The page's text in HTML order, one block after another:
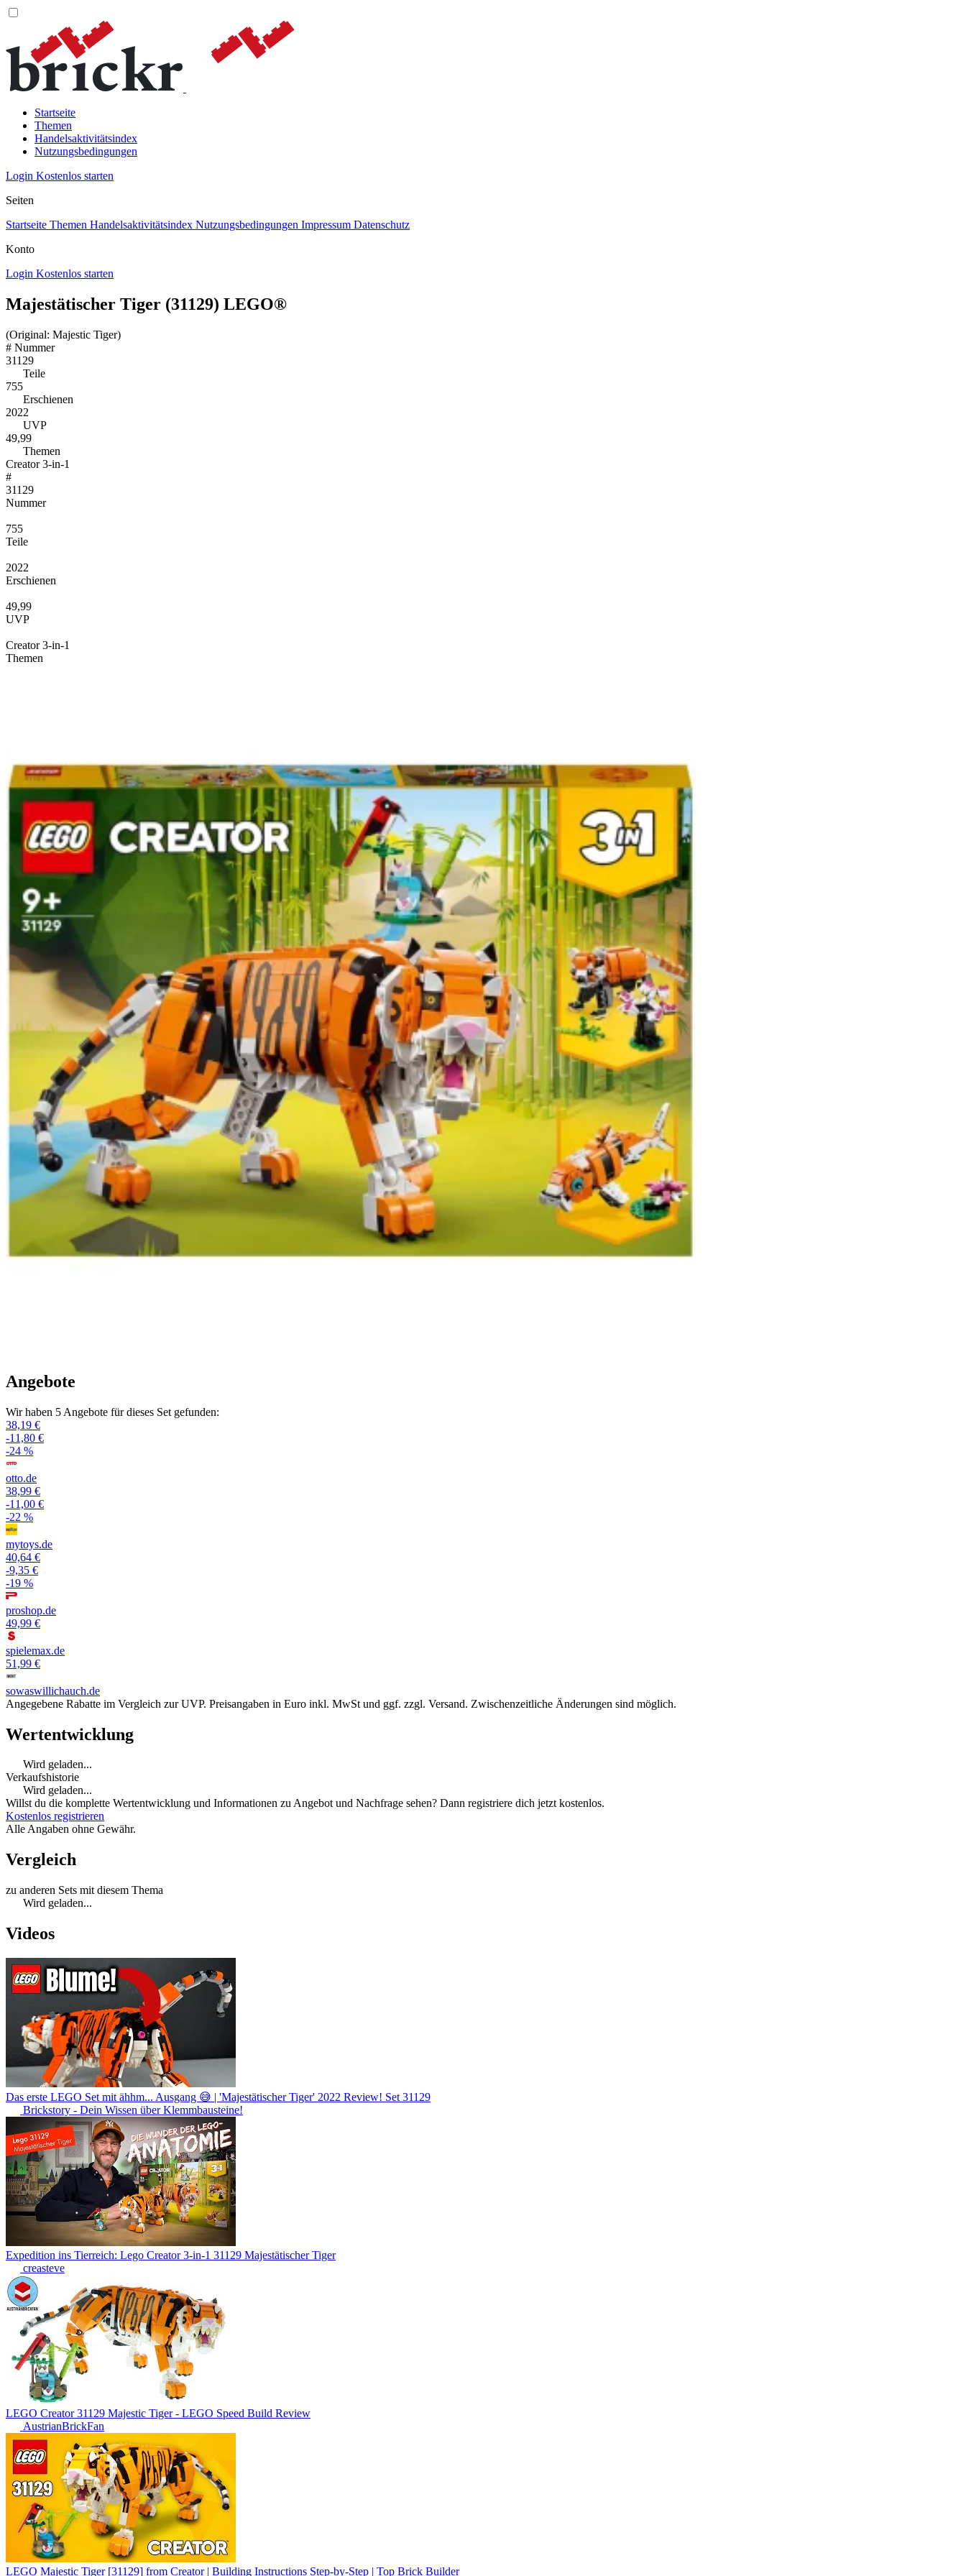
Startseite
Themen
Handelsaktivitätsindex
Nutzungsbedingungen
Login Kostenlos starten
Seiten
Startseite Themen Handelsaktivitätsindex Nutzungsbedingungen Impressum Datenschutz
Konto
Login Kostenlos starten
Majestätischer Tiger (31129) LEGO®
(Original: Majestic Tiger)
# Nummer
31129
Teile
755
Erschienen
2022
UVP
49,99
Themen
Creator 3-in-1
#
31129
Nummer
755
Teile
2022
Erschienen
49,99
UVP
Creator 3-in-1
Themen
Angebote
Wir haben 5 Angebote für dieses Set gefunden:
38,19 €
-11,80 €
-24 %
otto.de
38,99 €
-11,00 €
-22 %
mytoys.de
40,64 €
-9,35 €
-19 %
proshop.de
49,99 €
spielemax.de
51,99 €
sowaswillichauch.de
Angegebene Rabatte im Vergleich zur UVP. Preisangaben in Euro inkl. MwSt und ggf. zzgl. Versand. Zwischenzeitliche Änderungen sind möglich.
Wertentwicklung
Wird geladen...
Verkaufshistorie
Wird geladen...
Willst du die komplette Wertentwicklung und Informationen zu Angebot und Nachfrage sehen? Dann registriere dich jetzt kostenlos.
Kostenlos registrieren
Alle Angaben ohne Gewähr.
Vergleich
zu anderen Sets mit diesem Thema
Wird geladen...
Videos
Das erste LEGO Set mit ähhm... Ausgang 😅 | 'Majestätischer Tiger' 2022 Review! Set 31129
Brickstory - Dein Wissen über Klemmbausteine!
Expedition ins Tierreich: Lego Creator 3-in-1 31129 Majestätischer Tiger
creasteve
LEGO Creator 31129 Majestic Tiger - LEGO Speed Build Review
AustrianBrickFan
LEGO Majestic Tiger [31129] from Creator | Building Instructions Step-by-Step | Top Brick Builder